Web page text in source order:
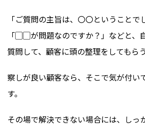
「ご質問の主旨は、〇〇ということ
「▢▢が問題なのですか？」などと、
質問して、顧客に頭の整理をしてもらう
察しが良い顧客なら、そこで気が付い
す。
その場で解決できない場合には、しっ